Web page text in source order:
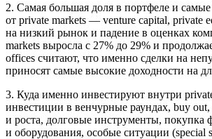
2. Самая большая доля в портфеле и
от private markets — venture capital, private
на низкий рынок и падение в оценках
markets выросла с 27% до 29% и
offices считают, что именно сделки на
приносят самые высокие доходности на
3. Куда именно инвестируют внутри
инвестиции в венчурные раундах, buy
и роста, долговые инструменты, покупка
и оборудования, особые ситуации (special